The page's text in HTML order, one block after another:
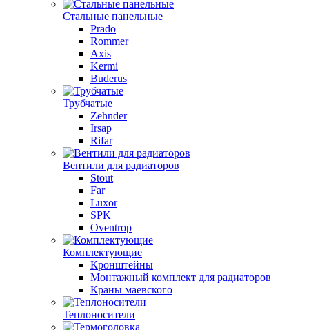
Стальные панельные
Prado
Rommer
Axis
Kermi
Buderus
Трубчатые
Zehnder
Irsap
Rifar
Вентили для радиаторов
Stout
Far
Luxor
SPK
Oventrop
Комплектующие
Кронштейны
Монтажный комплект для радиаторов
Краны маевского
Теплоносители